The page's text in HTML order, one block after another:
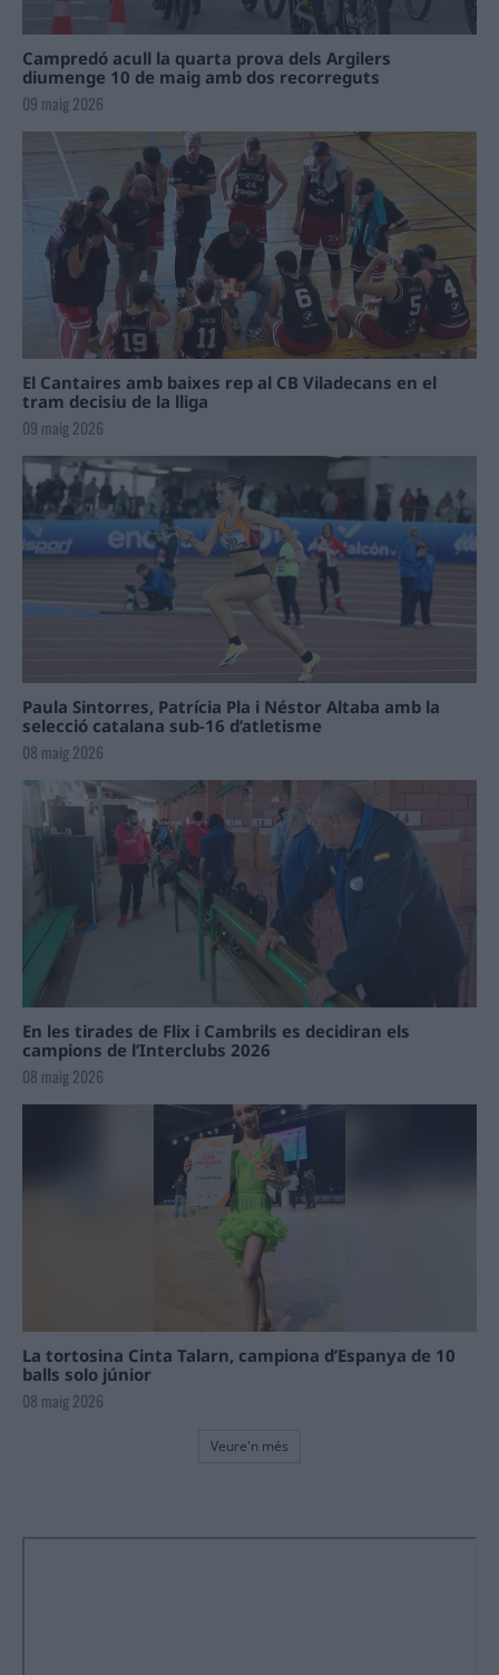
Campredó acull la quarta prova dels Argilers
diumenge 10 de maig amb dos recorreguts
09 maig 2026
El Cantaires amb baixes rep al CB Viladecans en el
tram decisiu de la lliga
09 maig 2026
Paula Sintorres, Patrícia Pla i Néstor Altaba amb la
selecció catalana sub-16 d’atletisme
08 maig 2026
En les tirades de Flix i Cambrils es decidiran els
campions de l’Interclubs 2026
08 maig 2026
La tortosina Cinta Talarn, campiona d’Espanya de 10
balls solo júnior
08 maig 2026
Veure'n més